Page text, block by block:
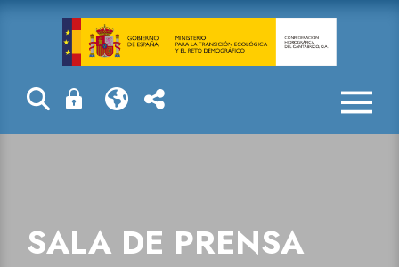
Sala de prensa
SALA DE PRENSA